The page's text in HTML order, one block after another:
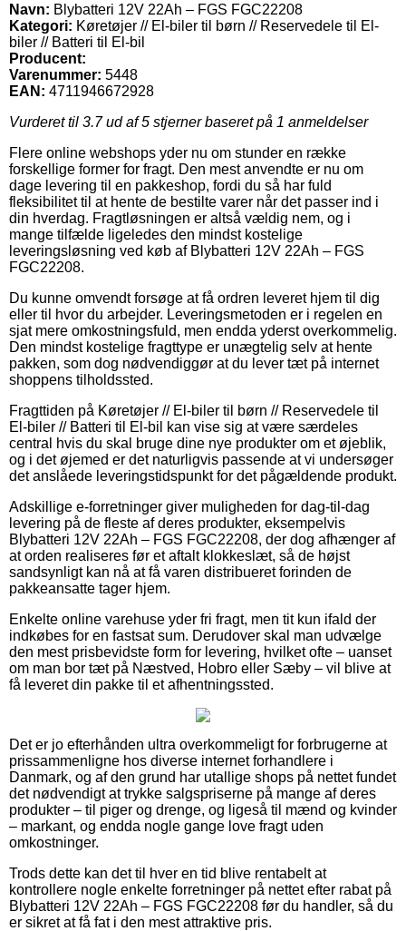
Navn: Blybatteri 12V 22Ah – FGS FGC22208
Kategori: Køretøjer // El-biler til børn // Reservedele til El-
biler // Batteri til El-bil
Producent:
Varenummer: 5448
EAN: 4711946672928
Vurderet til 3.7ud af 5 stjerner baseret på 1 anmeldelser
Flere online webshops yder nu om stunder en række
forskellige former for fragt. Den mest anvendte er nu om
dage levering til en pakkeshop, fordi du så har fuld
fleksibilitet til at hente de bestilte varer når det passer ind i
din hverdag. Fragtløsningen er altså vældig nem, og i
mange tilfælde ligeledes den mindst kostelige
leveringsløsning ved køb af Blybatteri 12V 22Ah – FGS
FGC22208.
Du kunne omvendt forsøge at få ordren leveret hjem til dig
eller til hvor du arbejder. Leveringsmetoden er i regelen en
sjat mere omkostningsfuld, men endda yderst overkommelig.
Den mindst kostelige fragttype er unægtelig selv at hente
pakken, som dog nødvendiggør at du lever tæt på internet
shoppens tilholdssted.
Fragttiden på Køretøjer // El-biler til børn // Reservedele til
El-biler // Batteri til El-bil kan vise sig at være særdeles
central hvis du skal bruge dine nye produkter om et øjeblik,
og i det øjemed er det naturligvis passende at vi undersøger
det anslåede leveringstidspunkt for det pågældende produkt.
Adskillige e-forretninger giver muligheden for dag-til-dag
levering på de fleste af deres produkter, eksempelvis
Blybatteri 12V 22Ah – FGS FGC22208, der dog afhænger af
at orden realiseres før et aftalt klokkeslæt, så de højst
sandsynligt kan nå at få varen distribueret forinden de
pakkeansatte tager hjem.
Enkelte online varehuse yder fri fragt, men tit kun ifald der
indkøbes for en fastsat sum. Derudover skal man udvælge
den mest prisbevidste form for levering, hvilket ofte – uanset
om man bor tæt på Næstved, Hobro eller Sæby – vil blive at
få leveret din pakke til et afhentningssted.
Det er jo efterhånden ultra overkommeligt for forbrugerne at
prissammenligne hos diverse internet forhandlere i
Danmark, og af den grund har utallige shops på nettet fundet
det nødvendigt at trykke salgspriserne på mange af deres
produkter – til piger og drenge, og ligeså til mænd og kvinder
– markant, og endda nogle gange love fragt uden
omkostninger.
Trods dette kan det til hver en tid blive rentabelt at
kontrollere nogle enkelte forretninger på nettet efter rabat på
Blybatteri 12V 22Ah – FGS FGC22208 før du handler, så du
er sikret at få fat i den mest attraktive pris.